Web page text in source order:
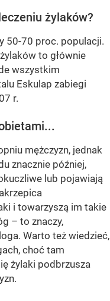
żylaków?
50-70 proc. populacji.
to głównie
wszystkim
Eskulap zabiegi
r.
mężczyzn, jednak
znacznie później,
lub pojawiają
i towarzyszą im takie
– to znaczy,
Warto też wiedzieć,
choć tam
żylaki podbrzusza